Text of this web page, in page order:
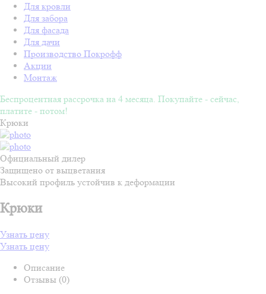
Для кровли
Для забора
Для фасада
Для дачи
Производство Покрофф
Акции
Монтаж
Беспроцентная рассрочка на 4 месяца. Покупайте - сейчас,
платите - потом!
Крюки
Официальный дилер
Защищено от выцветания
Высокий профиль устойчив к деформации
Крюки
Узнать цену
Узнать цену
Описание
Отзывы (0)